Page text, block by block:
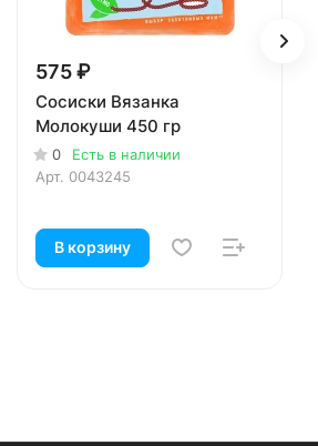
575 ₽
Сосиски Вязанка
Молокуши 450 гр
0
Есть в наличии
Арт. 0043245
В корзину